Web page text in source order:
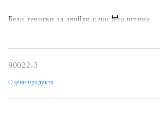
Бели тениски за двойки с чистата истина.
90022-3
Оцени продукта